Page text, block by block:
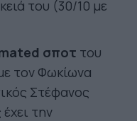
του (30/10 με
σποτ του
τον Φωκίωνα
Στέφανος
την